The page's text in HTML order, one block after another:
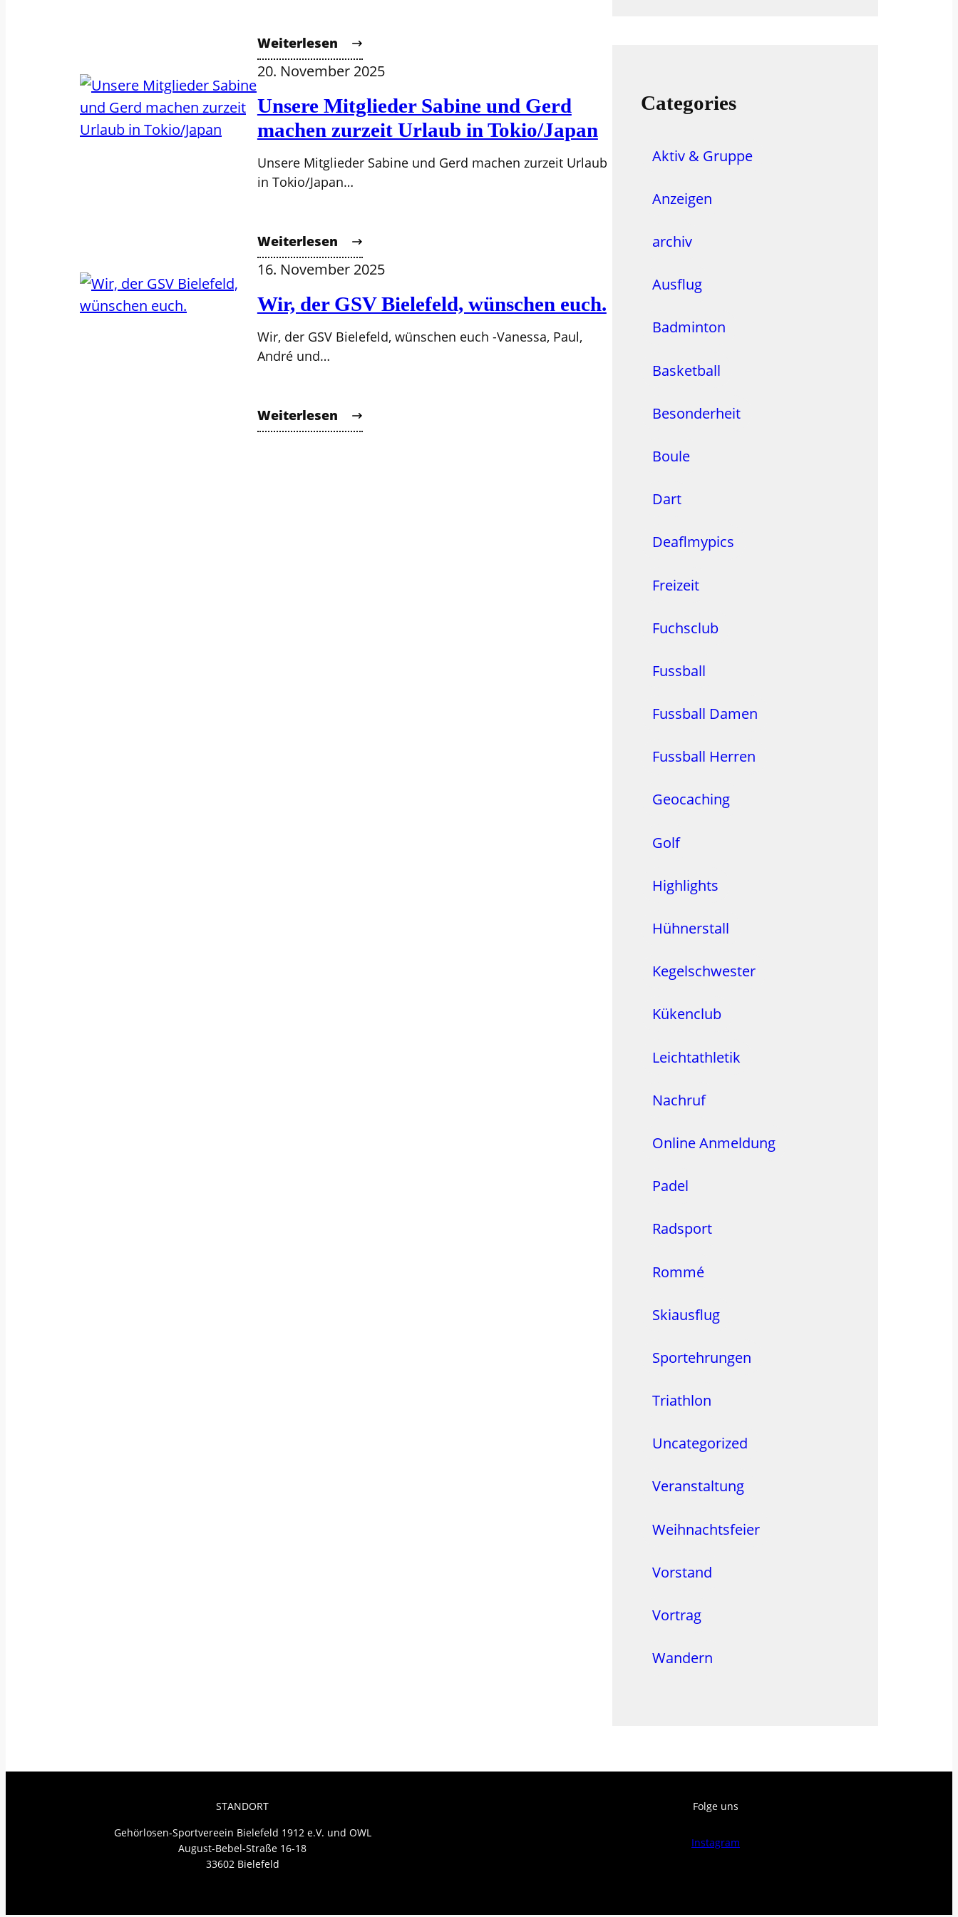
Weiterlesen
20. November 2025
Unsere Mitglieder Sabine und Gerd
machen zurzeit Urlaub in Tokio/Japan
Unsere Mitglieder Sabine und Gerd machen zurzeit Urlaub
in Tokio/Japan…
Weiterlesen
16. November 2025
Wir, der GSV Bielefeld, wünschen euch.
Wir, der GSV Bielefeld, wünschen euch -Vanessa, Paul,
André und…
Weiterlesen
h
Categories
Aktiv & Gruppe
Anzeigen
archiv
Ausflug
Badminton
Basketball
Besonderheit
Boule
Dart
Deaflmypics
Freizeit
Fuchsclub
Fussball
Fussball Damen
Fussball Herren
Geocaching
Golf
Highlights
Hühnerstall
Kegelschwester
Kükenclub
Leichtathletik
Nachruf
Online Anmeldung
Padel
Radsport
Rommé
Skiausflug
Sportehrungen
Triathlon
Uncategorized
Veranstaltung
Weihnachtsfeier
Vorstand
Vortrag
Wandern
STANDORT
Gehörlosen-Sportvereein Bielefeld 1912 e.V. und OWL
August-Bebel-Straße 16-18
33602 Bielefeld
Folge uns
Instagram